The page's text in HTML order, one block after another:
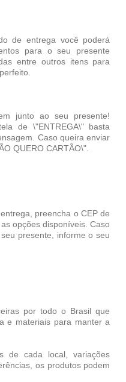
de entrega você poder
para o seu presente
entre outros itens para
junto ao seu presente!
de \"ENTREGA\" basta
Caso queira enviar
QUERO CARTÃO\".
preencha o CEP de
opções disponíveis. Caso
presente, informe o seu
por todo o Brasil que
e materiais para manter a
de cada local, variações
os produtos podem